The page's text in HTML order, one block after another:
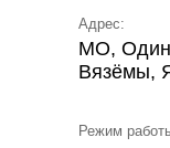
МО,
Вязёмы,
Адрес:
Режим